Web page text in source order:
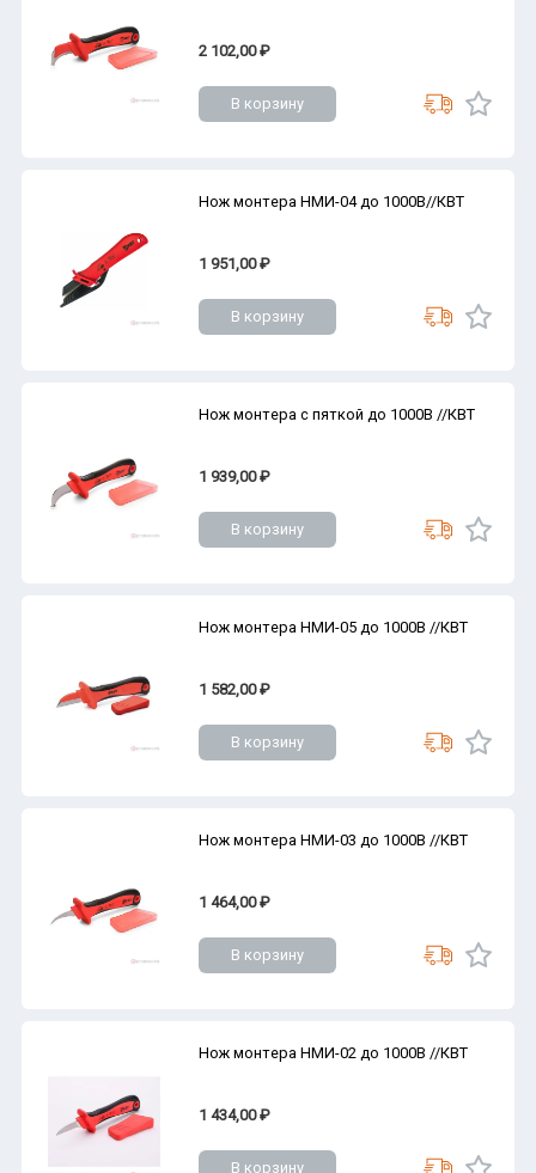
2 102,00 ₽
В корзину
Нож монтера НМИ-04 до 1000В//КВТ
1 951,00 ₽
В корзину
Нож монтера с пяткой до 1000В //КВТ
1 939,00 ₽
В корзину
Нож монтера НМИ-05 до 1000В //КВТ
1 582,00 ₽
В корзину
Нож монтера НМИ-03 до 1000В //КВТ
1 464,00 ₽
В корзину
Нож монтера НМИ-02 до 1000В //КВТ
1 434,00 ₽
В корзину